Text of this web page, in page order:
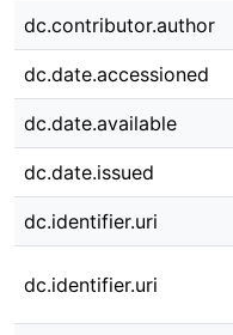
dc.contributor.author
dc.date.accessioned
dc.date.available
dc.date.issued
dc.identifier.uri
dc.identifier.uri